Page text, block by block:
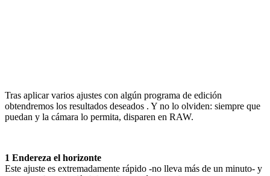
Tras aplicar varios ajustes con algún programa de edición
obtendremos los resultados deseados . Y no lo olviden: siempre que
puedan y la cámara lo permita, disparen en RAW.
1 Endereza el horizonte
Este ajuste es extremadamente rápido -no lleva más de un minuto- y